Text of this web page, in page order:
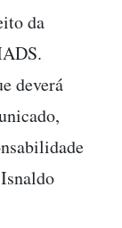
da
deverá